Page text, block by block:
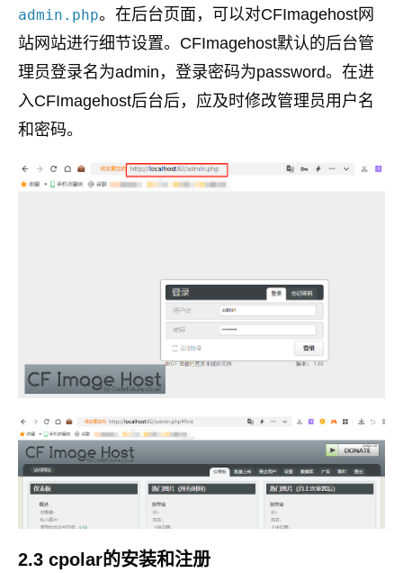
admin.php。在后台页面，可以对CFImagehost网
站网站进行细节设置。CFImagehost默认的后台管
理员登录名为admin，登录密码为password。在进
入CFImagehost后台后，应及时修改管理员用户名
和密码。
2.3 cpolar的安装和注册